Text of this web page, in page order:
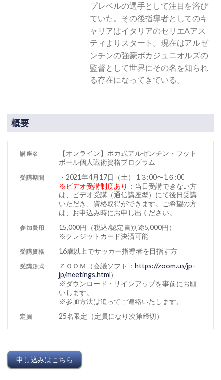
プレベルの選手として注目を浴び
ていた。その後指導者としてのキ
ャリアはイタリアのセリエAアス
ティよりスタート。現在はアルゼ
ンチンの強豪ボカジュニオルズの
監督として世界にその名を知られ
る存在になってきている。
概要
講座名
【オンライン】ボカ式アルゼンチン・フット
ボール個人戦術資格プログラム
受講期間
・2021年4月17日（土） 1３:00〜1６:00
※ビデオ受講制度あり ：当日受講できない方
は、ビデオ受講（通信講座型）にて後日受講
いただき、資格取得ができます。ご希望の方
は、お申込み時にお申し出ください。
参加費用
15,000円（税込/認定書別途5,000円）
※クレジットカード決済可能
受講資格 16歳以上でサッカー指導者を目指す方
受講形式 ＺＯＯＭ（会議ソフト： https://zoom.us/jp-
jp/meetings.html）
※ダウンロード・サインアップを事前にお願
いします。
※参加方法は追ってご連絡いたします。
定員 25名限定（定員になり次第締切）
申し込みはこちら